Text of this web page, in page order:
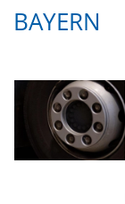
BAYERN